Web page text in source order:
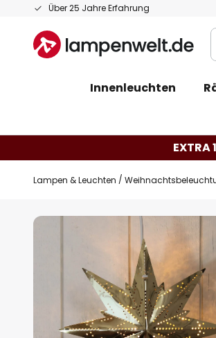
Über 25 Jahre Erfahrung
Zum
springen
Innenleuchten
EXTRA
Lampen & Leuchten
Zum
Bildgalerie